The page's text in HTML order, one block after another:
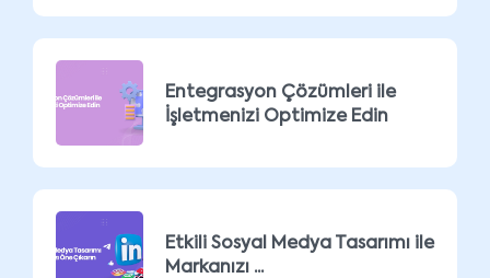
Entegrasyon Çözümleri ile
İşletmenizi Optimize Edin
Etkili Sosyal Medya Tasarımı ile
Markanızı ...